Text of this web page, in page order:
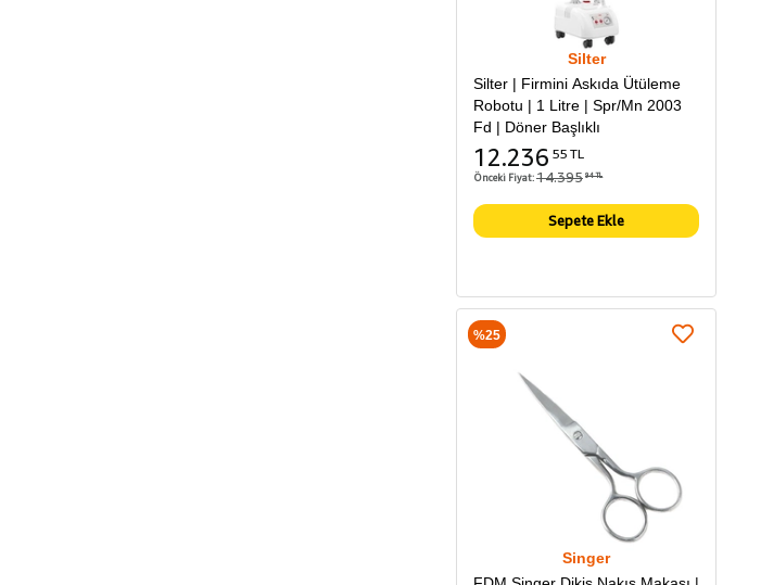
Silter
Silter | Firmini Askıda Ütüleme
Robotu | 1 Litre | Spr/Mn 2003
Fd | Döner Başlıklı
12.236 55 TL
Önceki Fiyat:14.395 94 TL
Sepete Ekle
Singer
%25